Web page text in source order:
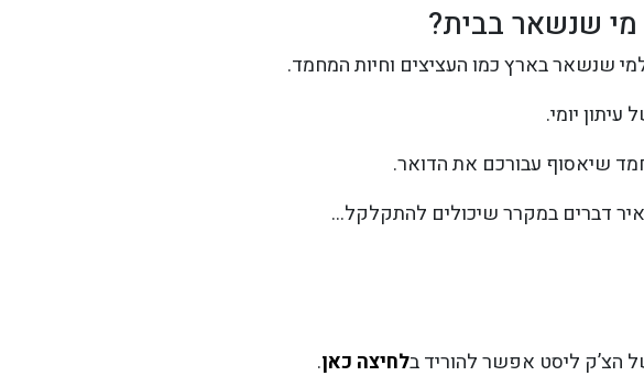
שנשאר בבית?
שנשאר בארץ כמו העציצים וחיות המחמד.
יומי.
שיאסוף עבורכם את הדואר.
דברים במקרר שיכולים להתקלקל…
הצ’ק ליסט אפשר להוריד בלחיצה כאן.